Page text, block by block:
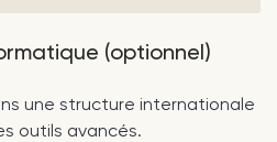
(optionnel)
une structure internationale
outils avancés.